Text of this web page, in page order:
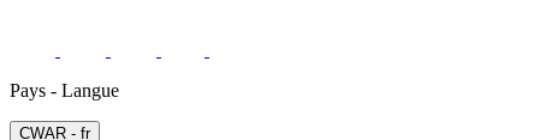
Pays - Langue
СWAR - fr